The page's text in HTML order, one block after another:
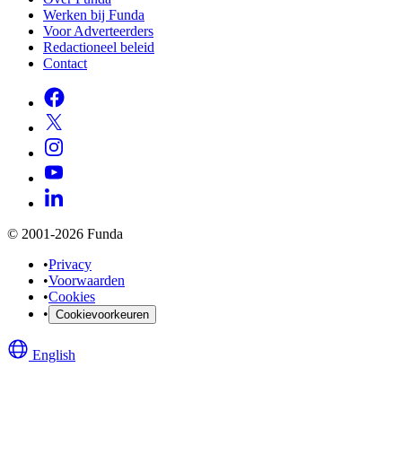
Werken bij Funda
Voor Adverteerders
Redactioneel beleid
Contact
© 2001-2026 Funda
•Privacy
•Voorwaarden
•Cookies
• Cookievoorkeuren
English